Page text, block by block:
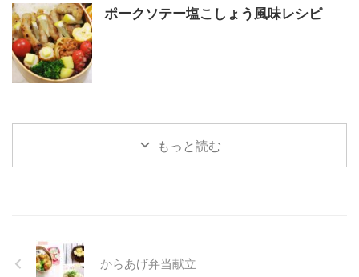
ポークソテー塩こしょう風味レシピ
もっと読む
からあげ弁当献立